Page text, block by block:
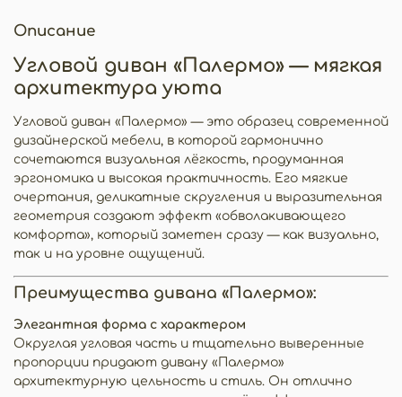
Описание
Угловой диван «Палермо» — мягкая
архитектура уюта
Угловой диван «Палермо» — это образец современной
дизайнерской мебели, в которой гармонично
сочетаются визуальная лёгкость, продуманная
эргономика и высокая практичность. Его мягкие
очертания, деликатные скругления и выразительная
геометрия создают эффект «обволакивающего
комфорта», который заметен сразу — как визуально,
так и на уровне ощущений.
Преимущества дивана «Палермо»:
Элегантная форма с характером
Округлая угловая часть и тщательно выверенные
пропорции придают дивану «Палермо»
архитектурную цельность и стиль. Он отлично